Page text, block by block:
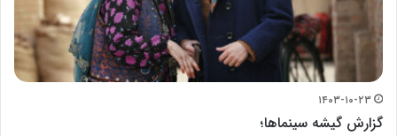
۱۴۰۳-۱۰-۲۳
گزارش گیشه سینماها؛